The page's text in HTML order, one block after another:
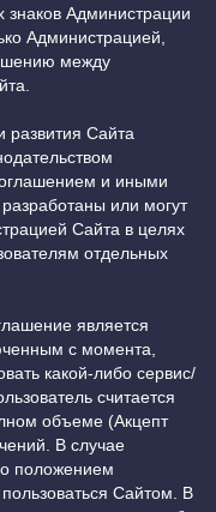
Администрации
Администрацией,
между
Сайта
и иными
или могут
Сайта в целях
отдельных
является
с момента,
какой-либо сервис/
считается
объеме (Акцепт
В случае
положением
Сайтом. В